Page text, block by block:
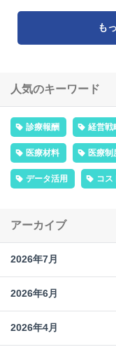
も
人気のキーワード
診療報酬 経営戦
医療材料 医療制
データ活用 コス
アーカイブ
2026年7月
2026年6月
2026年4月